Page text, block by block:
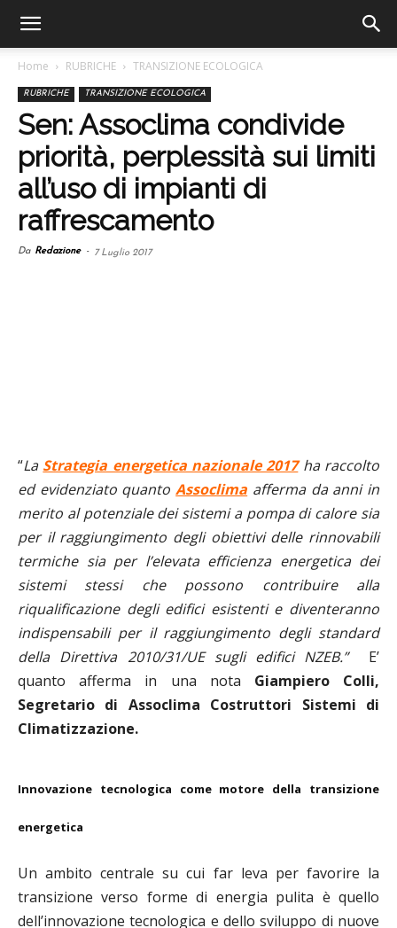
Home RUBRICHE TRANSIZIONE ECOLOGICA
RUBRICHE TRANSIZIONE ECOLOGICA
Sen: Assoclima condivide
priorità, perplessità sui limiti
all’uso di impianti di
raffrescamento
Da Redazione - 7 Luglio 2017
“La Strategia energetica nazionale 2017ha raccolto
ed evidenziato quantoAssoclima afferma da anni in
merito al potenziale dei sistemi a pompa di calore sia
per il raggiungimento degli obiettivi delle rinnovabili
termiche sia per l’elevata efficienza energetica dei
sistemi stessi che possono contribuire alla
riqualificazione degli edifici esistenti e diventeranno
indispensabili per il raggiungimento degli standard
della Direttiva 2010/31/UE sugli edifici NZEB.”
E’
quanto afferma in una nota Giampiero Colli,
Segretario di Assoclima Costruttori Sistemi di
Climatizzazione.
Innovazione tecnologica come motore della transizione
energetica
Un ambito centrale su cui far leva per favorire la
transizione verso forme di energia pulita è quello
dell’innovazione tecnologica e dello sviluppo di nuove